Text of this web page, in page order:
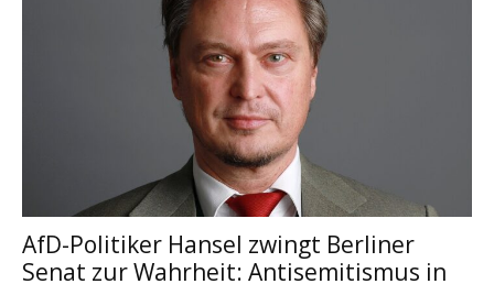
AfD-Politiker Hansel zwingt Berliner
Senat zur Wahrheit: Antisemitismus in